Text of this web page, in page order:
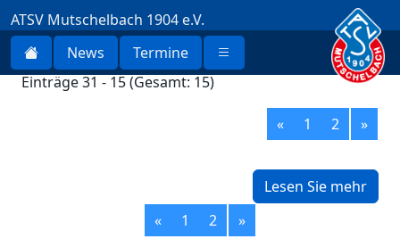
ATSV Mutschelbach 1904 e.V.
News
Termine
Einträge 31 - 15 (Gesamt: 15)
« 1 2 »
Lesen Sie mehr
«
1 2 »